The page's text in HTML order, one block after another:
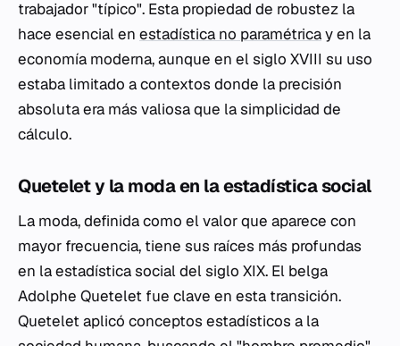
trabajador "típico". Esta propiedad de robustez la
hace esencial en estadística no paramétricay en la
economía moderna, aunque en el siglo XVIII su uso
estaba limitado a contextos donde la precisión
absoluta era más valiosa que la simplicidad de
cálculo.
Quetelet y la moda en la estadística social
La moda, definida como el valor que aparece con
mayor frecuencia, tiene sus raíces más profundas
en la estadística social del siglo XIX. El belga
Adolphe Quetelet fue clave en esta transición.
Quetelet aplicó conceptos estadísticos a la